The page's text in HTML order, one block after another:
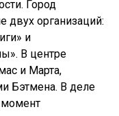
Город
двух организаций:
и
В центре
и Марта,
Бэтмена. В деле
момент